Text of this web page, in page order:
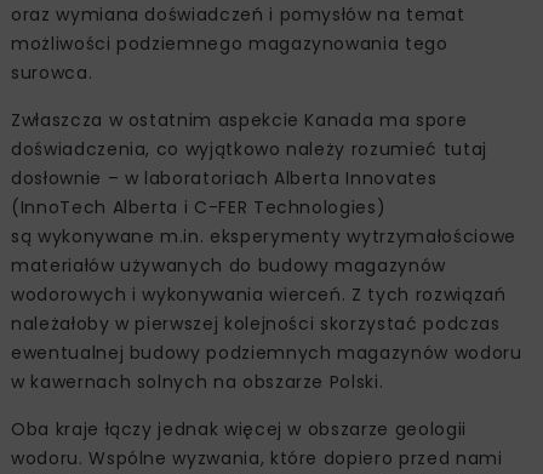
oraz wymiana doświadczeń i pomysłów na temat
możliwości podziemnego magazynowania tego
surowca.
Zwłaszcza w ostatnim aspekcie Kanada ma spore
doświadczenia, co wyjątkowo należy rozumieć tutaj
dosłownie – w laboratoriach Alberta Innovates
(InnoTech Alberta i C-FER Technologies)
są wykonywane m.in. eksperymenty wytrzymałościowe
materiałów używanych do budowy magazynów
wodorowych i wykonywania wierceń. Z tych rozwiązań
należałoby w pierwszej kolejności skorzystać podczas
ewentualnej budowy podziemnych magazynów wodoru
w kawernach solnych na obszarze Polski.
Oba kraje łączy jednak więcej w obszarze geologii
wodoru. Wspólne wyzwania, które dopiero przed nami